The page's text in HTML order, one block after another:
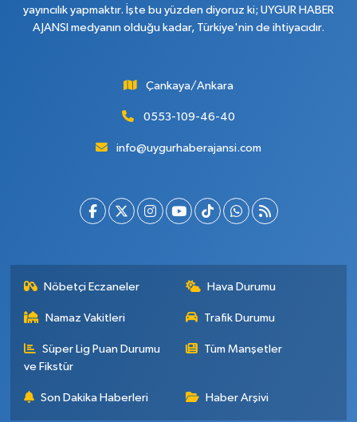
yayıncılık yapmaktır. İşte bu yüzden diyoruz ki; UYGUR HABER
AJANSI medyanın olduğu kadar, Türkiye'nin de ihtiyacıdır.
Çankaya/Ankara
0553-109-46-40
info@uygurhaberajansi.com
Nöbetçi Eczaneler Hava Durumu
Namaz Vakitleri Trafik Durumu
Süper Lig Puan Durumu
ve Fikstür
Tüm Manşetler
Son Dakika Haberleri Haber Arşivi